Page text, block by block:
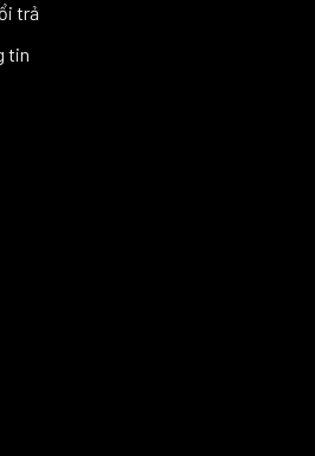
trả
tin